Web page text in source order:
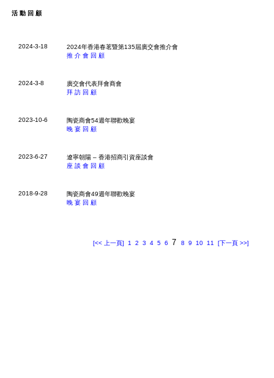
活動回顧
2024-3-18
2024年香港春茗暨第135屆廣交會推介會
推介會回顧
2024-3-8
廣交會代表拜會商會
拜訪回顧
2023-10-6
陶瓷商會54週年聯歡晚宴
晚宴回顧
2023-6-27
遼寧朝陽 – 香港招商引資座談會
座談會回顧
2018-9-28
陶瓷商會49週年聯歡晚宴
晚宴回顧
[<< 上一頁] 1 2 3 4 5 6 7 8 9 10 11 [下一頁 >>]